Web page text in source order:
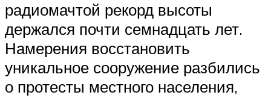
радиомачтой рекорд высоты
держался почти семнадцать лет.
Намерения восстановить
уникальное сооружение разбились
о протесты местного населения,